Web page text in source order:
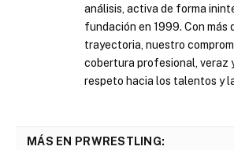
análisis, activa de forma
fundación en 1999. Con más
trayectoria, nuestro
cobertura profesional, veraz
respeto hacia los talentos y
MÁS EN PRWRESTLING: